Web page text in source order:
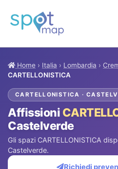
Home › Italia › Lombardia ›
CARTELLONISTICA
CARTELLONISTICA ·
Affissioni
Castelverde
Gli spazi CARTELLONISTICA
Castelverde.
Richiedi